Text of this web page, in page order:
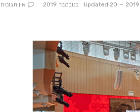
Updated:20 בנובמבר 2019 אין תגובות